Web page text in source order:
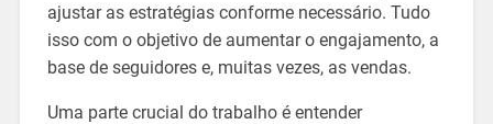
ajustar as estratégias conforme necessário. Tudo
isso com o objetivo de aumentar o engajamento, a
base de seguidores e, muitas vezes, as vendas.
Uma parte crucial do trabalho é entender